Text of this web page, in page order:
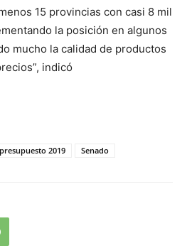
15 provincias con casi 8 mil
la posición en algunos
mucho la calidad de productos
indicó
presupuesto 2019 Senado